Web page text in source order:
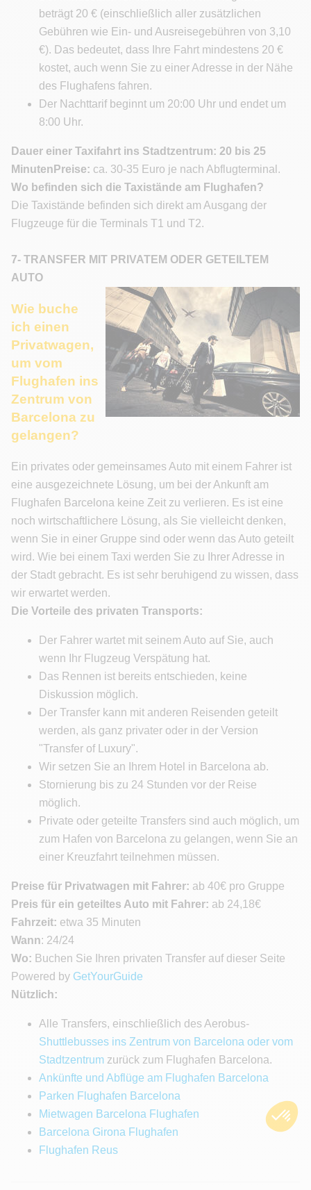
beträgt 20 € (einschließlich aller zusätzlichen
Gebühren wie Ein- und Ausreisegebühren von 3,10
€). Das bedeutet, dass Ihre Fahrt mindestens 20 €
kostet, auch wenn Sie zu einer Adresse in der Nähe
des Flughafens fahren.
Der Nachttarif beginnt um 20:00 Uhr und endet um
8:00 Uhr.
Dauer einer Taxifahrt ins Stadtzentrum: 20 bis 25
MinutenPreise: ca. 30-35 Euro je nach Abflugterminal.
Wo befinden sich die Taxistände am Flughafen?
Die Taxistände befinden sich direkt am Ausgang der
Flugzeuge für die Terminals T1 und T2.
7- TRANSFER MIT PRIVATEM ODER GETEILTEM
AUTO
Wie buche
ich einen
Privatwagen,
um vom
Flughafen ins
Zentrum von
Barcelona zu
gelangen?
Ein privates oder gemeinsames Auto mit einem Fahrer ist
eine ausgezeichnete Lösung, um bei der Ankunft am
Flughafen Barcelona keine Zeit zu verlieren. Es ist eine
noch wirtschaftlichere Lösung, als Sie vielleicht denken,
wenn Sie in einer Gruppe sind oder wenn das Auto geteilt
wird. Wie bei einem Taxi werden Sie zu Ihrer Adresse in
der Stadt gebracht. Es ist sehr beruhigend zu wissen, dass
wir erwartet werden.
Die Vorteile des privaten Transports:
Der Fahrer wartet mit seinem Auto auf Sie, auch
wenn Ihr Flugzeug Verspätung hat.
Das Rennen ist bereits entschieden, keine
Diskussion möglich.
Der Transfer kann mit anderen Reisenden geteilt
werden, als ganz privater oder in der Version
"Transfer of Luxury".
Wir setzen Sie an Ihrem Hotel in Barcelona ab.
Stornierung bis zu 24 Stunden vor der Reise
möglich.
Private oder geteilte Transfers sind auch möglich, um
zum Hafen von Barcelona zu gelangen, wenn Sie an
einer Kreuzfahrt teilnehmen müssen.
Preise für Privatwagen mit Fahrer: ab 40€ pro Gruppe
Preis für ein geteiltes Auto mit Fahrer: ab 24,18€
Fahrzeit: etwa 35 Minuten
Wann: 24/24
Wo: Buchen Sie Ihren privaten Transfer auf dieser Seite
Powered by GetYourGuide
Nützlich:
Alle Transfers, einschließlich des Aerobus-
Shuttlebusses ins Zentrum von Barcelona oder vom
Stadtzentrum zurück zum Flughafen Barcelona.
Ankünfte und Abflüge am Flughafen Barcelona
Parken Flughafen Barcelona
Mietwagen Barcelona Flughafen
Barcelona Girona Flughafen
Flughafen Reus